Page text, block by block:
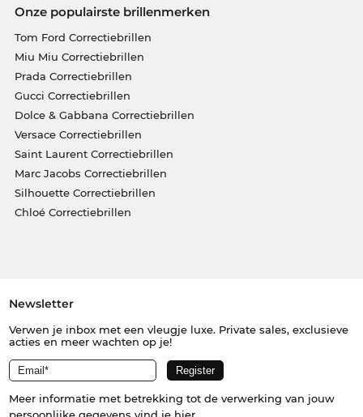
Onze populairste brillenmerken
Tom Ford Correctiebrillen
Miu Miu Correctiebrillen
Prada Correctiebrillen
Gucci Correctiebrillen
Dolce & Gabbana Correctiebrillen
Versace Correctiebrillen
Saint Laurent Correctiebrillen
Marc Jacobs Correctiebrillen
Silhouette Correctiebrillen
Chloé Correctiebrillen
Newsletter
Verwen je inbox met een vleugje luxe. Private sales, exclusieve
acties en meer wachten op je!
Meer informatie met betrekking tot de verwerking van jouw